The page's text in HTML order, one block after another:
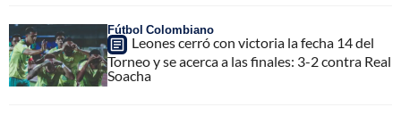
Fútbol Colombiano
Leones cerró con victoria la fecha 14 del
Torneo y se acerca a las finales: 3-2 contra Real
Soacha